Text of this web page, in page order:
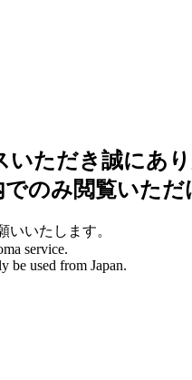
ただき誠にあ
のみ閲覧いただ
いいたします。
service.
be used from Japan.